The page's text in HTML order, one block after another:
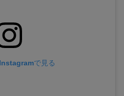
で見る